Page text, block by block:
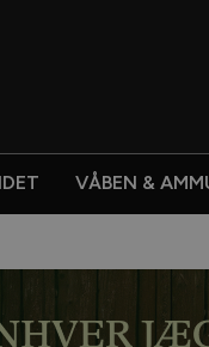
VÅBEN &